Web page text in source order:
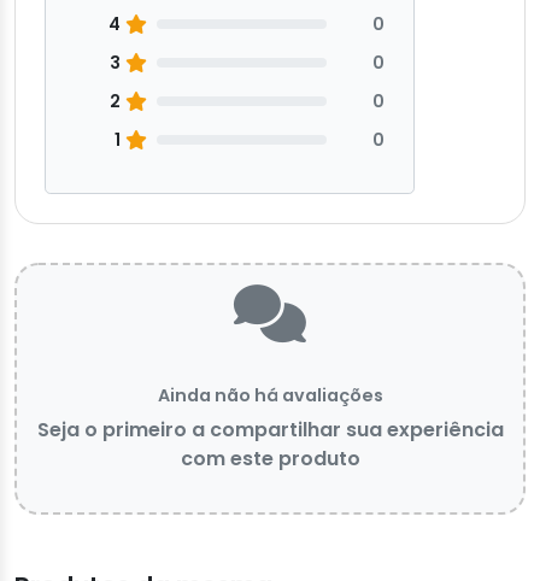
4
0
3
0
2
0
1
0
Ainda não há avaliações
Seja o primeiro a compartilhar sua experiência
com este produto